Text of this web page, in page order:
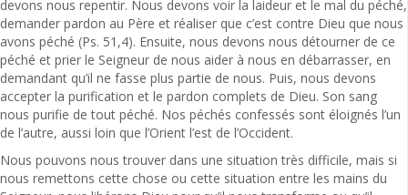
devons nous repentir. Nous devons voir la laideur et le mal du péché,
demander pardon au Père et réaliser que c’est contre Dieu que nous
avons péché (Ps. 51,4). Ensuite, nous devons nous détourner de ce
péché et prier le Seigneur de nous aider à nous en débarrasser, en
demandant qu’il ne fasse plus partie de nous. Puis, nous devons
accepter la purification et le pardon complets de Dieu. Son sang
nous purifie de tout péché. Nos péchés confessés sont éloignés l’un
de l’autre, aussi loin que l’Orient l’est de l’Occident.
Nous pouvons nous trouver dans une situation très difficile, mais si
nous remettons cette chose ou cette situation entre les mains du